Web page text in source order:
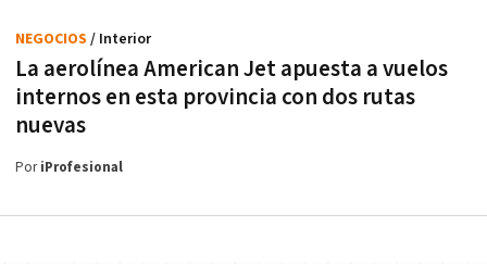
La aerolínea American Jet apuesta a vuelos
internos en esta provincia con dos rutas
nuevas
NEGOCIOS / Interior
PoriProfesional